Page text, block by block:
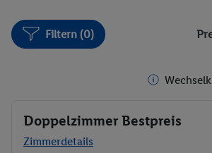
Filtern (0)
Doppelzimmer Bestpreis
Zimmerdetails